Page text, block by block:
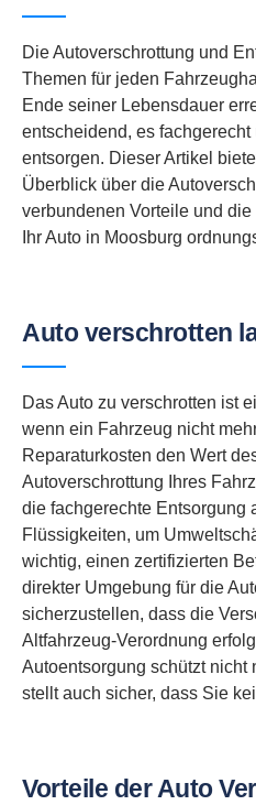
Die Autoverschrottung und
Themen für jeden
Ende seiner Lebensdauer
entscheidend, es
entsorgen. Dieser Artikel
Überblick über die
verbundenen Vorteile und
Ihr Auto in Moosburg
Auto verschrotten
Das Auto zu verschrotten ist
wenn ein Fahrzeug nicht
Reparaturkosten den Wert
Autoverschrottung Ihres
die fachgerechte Entsorgung
Flüssigkeiten, um
wichtig, einen zertifizierten
direkter Umgebung für die
sicherzustellen, dass die
Altfahrzeug-Verordnung
Autoentsorgung schützt nicht
stellt auch sicher, dass Sie
Vorteile der Auto